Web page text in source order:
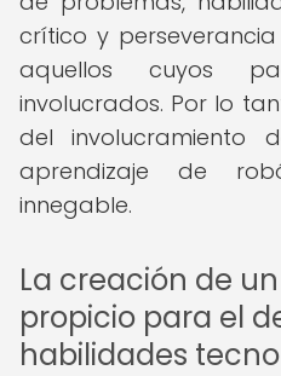
crítico y
aquellos cuyos
involucrados. Por lo
del involucramiento
aprendizaje de
innegable.
La creación de
propicio para el
habilidades